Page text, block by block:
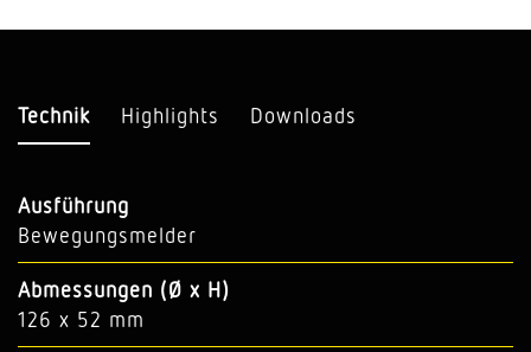
Technik Highlights Downloads
Ausführung
Bewegungsmelder
Abmessungen (Ø x H)
126 x 52 mm